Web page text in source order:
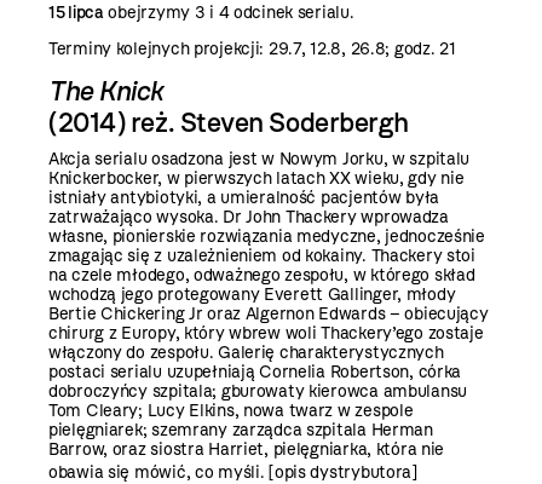
15 lipcaobejrzymy 3 i 4 odcinek serialu.
Terminy kolejnych projekcji: 29.7, 12.8, 26.8; godz. 21
The Knick
(2014) reż. Steven Soderbergh
Akcja serialu osadzona jest w Nowym Jorku, w szpitalu
Knickerbocker, w pierwszych latach XX wieku, gdy nie
istniały antybiotyki, a umieralność pacjentów była
zatrważająco wysoka. Dr John Thackery wprowadza
własne, pionierskie rozwiązania medyczne, jednocześnie
zmagając się z uzależnieniem od kokainy. Thackery stoi
na czele młodego, odważnego zespołu, w którego skład
wchodzą jego protegowany Everett Gallinger, młody
Bertie Chickering Jr oraz Algernon Edwards – obiecujący
chirurg z Europy, który wbrew woli Thackery’ego zostaje
włączony do zespołu. Galerię charakterystycznych
postaci serialu uzupełniają Cornelia Robertson, córka
dobroczyńcy szpitala; gburowaty kierowca ambulansu
Tom Cleary; Lucy Elkins, nowa twarz w zespole
pielęgniarek; szemrany zarządca szpitala Herman
Barrow, oraz siostra Harriet, pielęgniarka, która nie
obawia się mówić, co myśli. [opis dystrybutora]